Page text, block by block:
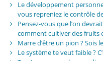
Le développement
vous repreniez le contrôle
Pensez-vous que l’on
comment cultiver des fruits
Marre d’être un pion ? Sois
Le système te veut faible ?